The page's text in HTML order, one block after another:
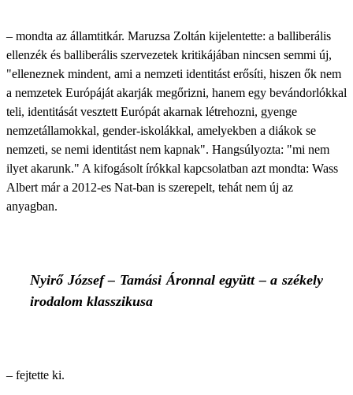
– mondta az államtitkár. Maruzsa Zoltán kijelentette: a balliberális
ellenzék és balliberális szervezetek kritikájában nincsen semmi új,
"elleneznek mindent, ami a nemzeti identitást erősíti, hiszen ők nem
a nemzetek Európáját akarják megőrizni, hanem egy bevándorlókkal
teli, identitását vesztett Európát akarnak létrehozni, gyenge
nemzetállamokkal, gender-iskolákkal, amelyekben a diákok se
nemzeti, se nemi identitást nem kapnak". Hangsúlyozta: "mi nem
ilyet akarunk." A kifogásolt írókkal kapcsolatban azt mondta: Wass
Albert már a 2012-es Nat-ban is szerepelt, tehát nem új az
anyagban.
Nyirő József – Tamási Áronnal együtt – a székely
irodalom klasszikusa
– fejtette ki.